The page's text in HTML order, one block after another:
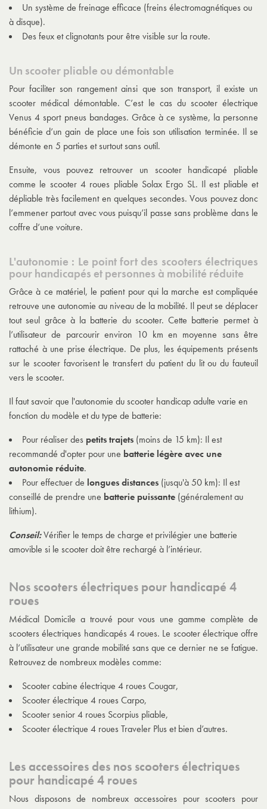
Un système de freinage efficace (freins électromagnétiques ou
à disque).
Des feux et clignotants pour être visible sur la route.
Un scooter pliable ou démontable
Pour faciliter son rangement ainsi que son transport, il existe un
scooter médical démontable. C’est le cas du scooter électrique
Venus 4 sport pneus bandages. Grâce à ce système, la personne
bénéficie d’un gain de place une fois son utilisation terminée. Il se
démonte en 5 parties et surtout sans outil.
Ensuite, vous pouvez retrouver un scooter handicapé pliable
comme le scooter 4 roues pliable Solax Ergo SL. Il est pliable et
dépliable très facilement en quelques secondes. Vous pouvez donc
l’emmener partout avec vous puisqu’il passe sans problème dans le
coffre d’une voiture.
L'autonomie : Le point fort des scooters électriques
pour handicapés et personnes à mobilité réduite
Grâce à ce matériel, le patient pour qui la marche est compliquée
retrouve une autonomie au niveau de la mobilité. Il peut se déplacer
tout seul grâce à la batterie du scooter. Cette batterie permet à
l’utilisateur de parcourir environ 10 km en moyenne sans être
rattaché à une prise électrique. De plus, les équipements présents
sur le scooter favorisent le transfert du patient du lit ou du fauteuil
vers le scooter.
Il faut savoir que l'autonomie du scooter handicap adulte varie en
fonction du modèle et du type de batterie:
Pour réaliser des petits trajets (moins de 15 km): Il est
recommandé d'opter pour une batterie légère avec une
autonomie réduite.
Pour effectuer de longues distances (jusqu'à 50 km): Il est
conseillé de prendre une batterie puissante (généralement au
lithium).
Conseil:Vérifier le temps de charge et privilégier une batterie
amovible si le scooter doit être rechargé à l’intérieur.
Nos scooters électriques pour handicapé 4
roues
Médical Domicile a trouvé pour vous une gamme complète de
scooters électriques handicapés 4 roues. Le scooter électrique offre
à l’utilisateur une grande mobilité sans que ce dernier ne se fatigue.
Retrouvez de nombreux modèles comme:
Scooter cabine électrique 4 roues Cougar,
Scooter électrique 4 roues Carpo,
Scooter senior 4 roues Scorpius pliable,
Scooter électrique 4 roues Traveler Plus et bien d’autres.
Les accessoires des nos scooters électriques
pour handicapé 4 roues
Nous disposons de nombreuxaccessoires pour scooters pour